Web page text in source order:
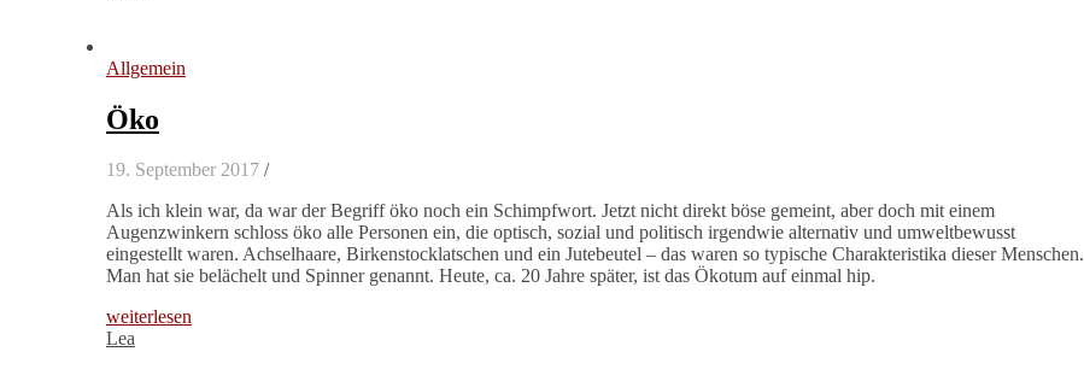
Allgemein
Öko
19. September 2017 /
Als ich klein war, da war der Begriff öko noch ein Schimpfwort. Jetzt nicht direkt böse gemeint, aber doch mit einem
Augenzwinkern schloss öko alle Personen ein, die optisch, sozial und politisch irgendwie alternativ und umweltbewusst
eingestellt waren. Achselhaare, Birkenstocklatschen und ein Jutebeutel – das waren so typische Charakteristika dieser Menschen.
Man hat sie belächelt und Spinner genannt. Heute, ca. 20 Jahre später, ist das Ökotum auf einmal hip.
weiterlesen
Lea